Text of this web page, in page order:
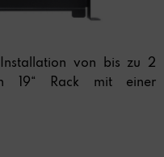
von bis zu 2
19“ Rack mit einer